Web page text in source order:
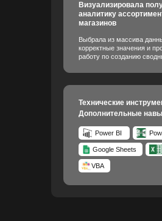
Визуализировала
аналитику
магазинов
Выбрала из массива
корректные значения и
работу по созданию
Power BI
VBA
Технические
Дополнительные
Google Sheets